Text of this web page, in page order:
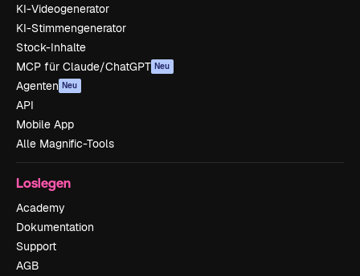
KI-Videogenerator
KI-Stimmengenerator
Stock-Inhalte
MCP für Claude/ChatGPT Neu
Agenten Neu
API
Mobile App
Alle Magnific-Tools
Loslegen
Academy
Dokumentation
Support
AGB